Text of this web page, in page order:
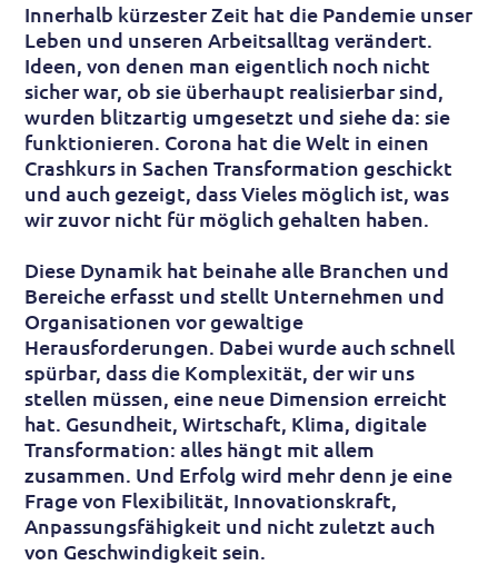
Innerhalb kürzester Zeit hat die Pandemie unser
Leben und unseren Arbeitsalltag verändert.
Ideen, von denen man eigentlich noch nicht
sicher war, ob sie überhaupt realisierbar sind,
wurden blitzartig umgesetzt und siehe da: sie
funktionieren. Corona hat die Welt in einen
Crashkurs in Sachen Transformation geschickt
und auch gezeigt, dass Vieles möglich ist, was
wir zuvor nicht für möglich gehalten haben.
Diese Dynamik hat beinahe alle Branchen und
Bereiche erfasst und stellt Unternehmen und
Organisationen vor gewaltige
Herausforderungen. Dabei wurde auch schnell
spürbar, dass die Komplexität, der wir uns
stellen müssen, eine neue Dimension erreicht
hat. Gesundheit, Wirtschaft, Klima, digitale
Transformation: alles hängt mit allem
zusammen. Und Erfolg wird mehr denn je eine
Frage von Flexibilität, Innovationskraft,
Anpassungsfähigkeit und nicht zuletzt auch
von Geschwindigkeit sein.